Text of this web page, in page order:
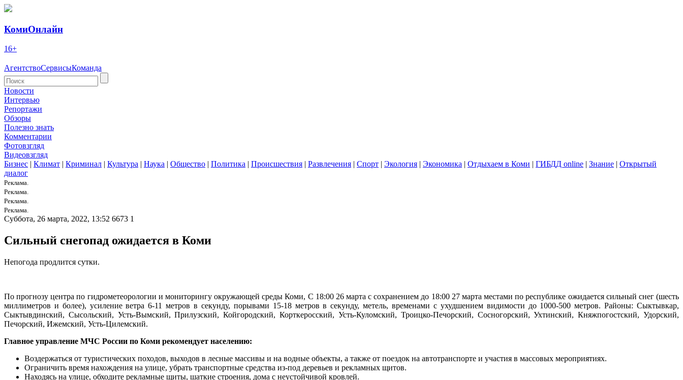
КомиОнлайн
16+
АгентствоСервисыКоманда
Новости
Интервью
Репортажи
Обзоры
Полезно знать
Комментарии
Фотовзгляд
Видеовзгляд
Бизнес | Климат | Криминал | Культура | Наука | Общество | Политика | Происшествия | Развлечения | Спорт | Экология | Экономика | Отдыхаем в Коми | ГИБДД online | Знание | Открытый
диалог
Реклама.
Реклама.
Реклама.
Реклама.
Суббота, 26 марта, 2022, 13:52 6673 1
Сильный снегопад ожидается в Коми
Непогода продлится сутки.
По прогнозу центра по гидрометеорологии и мониторингу окружающей среды Коми, С 18:00 26 марта с сохранением до 18:00 27 марта местами по республике ожидается сильный снег (шесть
миллиметров и более), усиление ветра 6-11 метров в секунду, порывами 15-18 метров в секунду, метель, временами с ухудшением видимости до 1000-500 метров. Районы: Сыктывкар,
Сыктывдинский, Сысольский, Усть-Вымский, Прилузский, Койгородский, Корткеросский, Усть-Куломский, Троицко-Печорский, Сосногорский, Ухтинский, Княжпогостский, Удорский,
Печорский, Ижемский, Усть-Цилемский.
Главное управление МЧС России по Коми рекомендует населению:
Воздержаться от туристических походов, выходов в лесные массивы и на водные объекты, а также от поездок на автотранспорте и участия в массовых мероприятиях.
Ограничить время нахождения на улице, убрать транспортные средства из-под деревьев и рекламных щитов.
Находясь на улице, обходите рекламные щиты, шаткие строения, дома с неустойчивой кровлей.